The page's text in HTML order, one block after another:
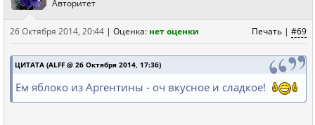
Авторитет
Печать | #69
26 Октября 2014, 20:44 | Оценка: нет оценки
ЦИТАТА (ALFF @ 26 Октября 2014, 17:36)
Ем яблоко из Аргентины - оч вкусное и сладкое!